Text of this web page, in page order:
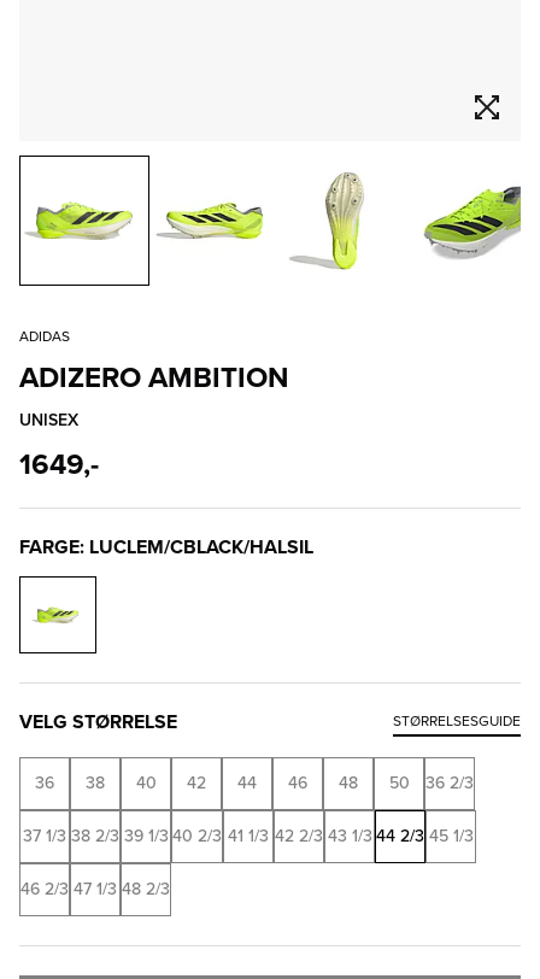
ADIDAS
ADIZERO AMBITION
UNISEX
1649,-
FARGE: LUCLEM/CBLACK/HALSIL
VELG STØRRELSE STØRRELSESGUIDE
36 38 40 42 44 46 48 50 36 2/3
37 1/3 38 2/3 39 1/340 2/3 41 1/3 42 2/3 43 1/344 2/345 1/3
46 2/3 47 1/3 48 2/3